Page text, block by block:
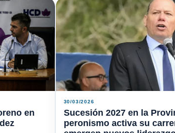
en
30/03/2026
Sucesión 2027 en la
peronismo activa su